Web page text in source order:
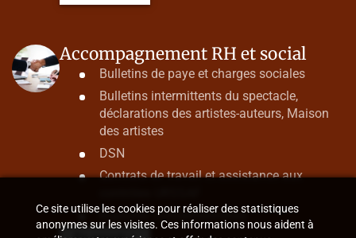
Accompagnement RH et social
Bulletins de paye et charges sociales
Bulletins intermittents du spectacle,
déclarations des artistes-auteurs, Maison
des artistes
DSN
Contrats de travail et assistance aux
Ruptures conventionnelles
Ce site utilise les cookies pour réaliser des statistiques
anonymes sur les visites. Ces informations nous aident à